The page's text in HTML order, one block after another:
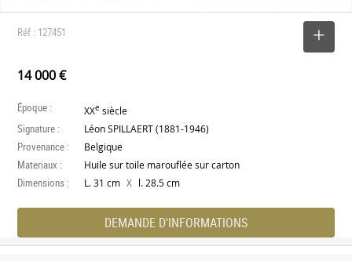
Réf : 127451
14 000 €
Époque : XXe siècle
Signature : Léon SPILLAERT (1881-1946)
Provenance : Belgique
Materiaux : Huile sur toile marouflée sur carton
Dimensions : L. 31 cm X l. 28.5 cm
DEMANDE D'INFORMATIONS